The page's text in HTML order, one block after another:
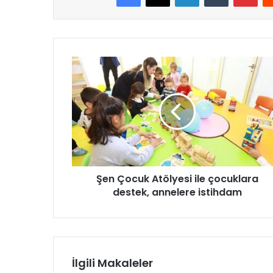
Ş
e
n
Ç
c
u
k
A
y
i
i
Şen Çocuk Atölyesi ile çocuklara
destek, annelere istihdam
İlgili Makaleler